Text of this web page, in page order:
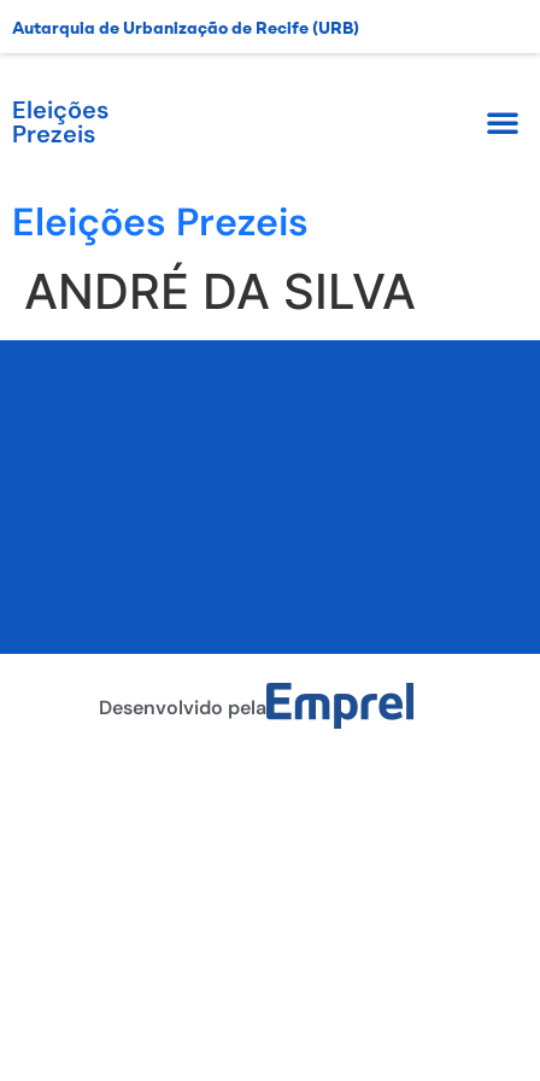
Autarquia de Urbanização de Recife (URB)
Eleições
Prezeis
Eleições Prezeis
ANDRÉ DA SILVA
Desenvolvido pela